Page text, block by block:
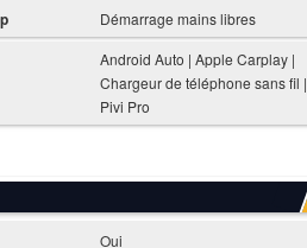
Démarrage mains libres
Android Auto | Apple Carplay |
Chargeur de téléphone sans fil |
Pivi Pro
Oui